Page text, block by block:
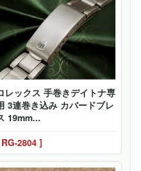
レックス 手巻きデイトナ専
3連巻き込み カバードブレ
19mm...
2804 ]